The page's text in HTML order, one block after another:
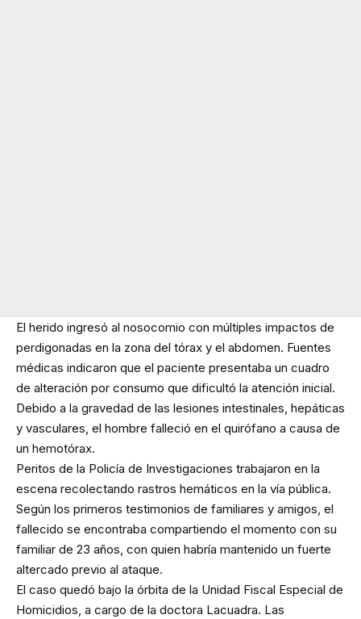
El herido ingresó al nosocomio con múltiples impactos de
perdigonadas en la zona del tórax y el abdomen. Fuentes
médicas indicaron que el paciente presentaba un cuadro
de alteración por consumo que dificultó la atención inicial.
Debido a la gravedad de las lesiones intestinales, hepáticas
y vasculares, el hombre falleció en el quirófano a causa de
un hemotórax.
Peritos de la Policía de Investigaciones trabajaron en la
escena recolectando rastros hemáticos en la vía pública.
Según los primeros testimonios de familiares y amigos, el
fallecido se encontraba compartiendo el momento con su
familiar de 23 años, con quien habría mantenido un fuerte
altercado previo al ataque.
El caso quedó bajo la órbita de la Unidad Fiscal Especial de
Homicidios, a cargo de la doctora Lacuadra. Las